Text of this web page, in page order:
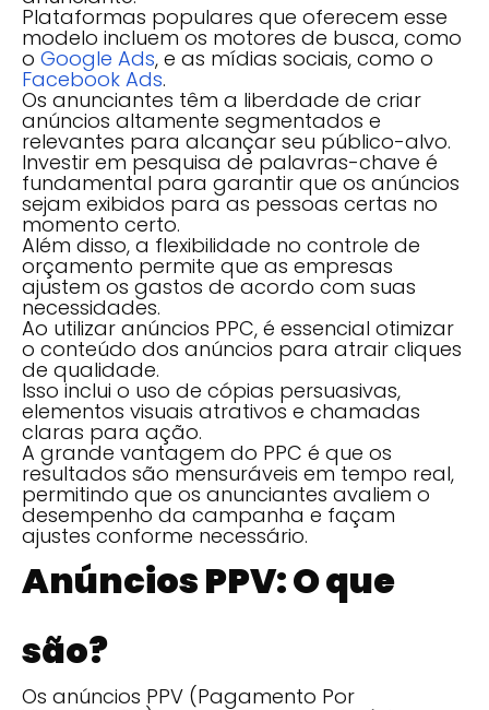
Plataformas populares que oferecem esse
modelo incluem os motores de busca, como
o Google Ads, e as mídias sociais, como o
Facebook Ads.
Os anunciantes têm a liberdade de criar
anúncios altamente segmentados e
relevantes para alcançar seu público-alvo.
Investir em pesquisa de palavras-chave é
fundamental para garantir que os anúncios
sejam exibidos para as pessoas certas no
momento certo.
Além disso, a flexibilidade no controle de
orçamento permite que as empresas
ajustem os gastos de acordo com suas
necessidades.
Ao utilizar anúncios PPC, é essencial otimizar
o conteúdo dos anúncios para atrair cliques
de qualidade.
Isso inclui o uso de cópias persuasivas,
elementos visuais atrativos e chamadas
claras para ação.
A grande vantagem do PPC é que os
resultados são mensuráveis em tempo real,
permitindo que os anunciantes avaliem o
desempenho da campanha e façam
ajustes conforme necessário.
Anúncios PPV: O que
são?
Os anúncios PPV (Pagamento Por